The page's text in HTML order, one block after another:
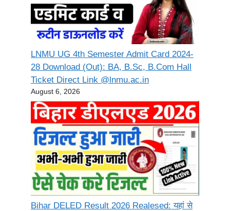
LNMU UG 4th Semester Admit Card 2024-
28 Download (Out): BA, B.Sc, B.Com Hall
Ticket Direct Link @lnmu.ac.in
August 6, 2026
Bihar DELED Result 2026 Realesed: यहां से